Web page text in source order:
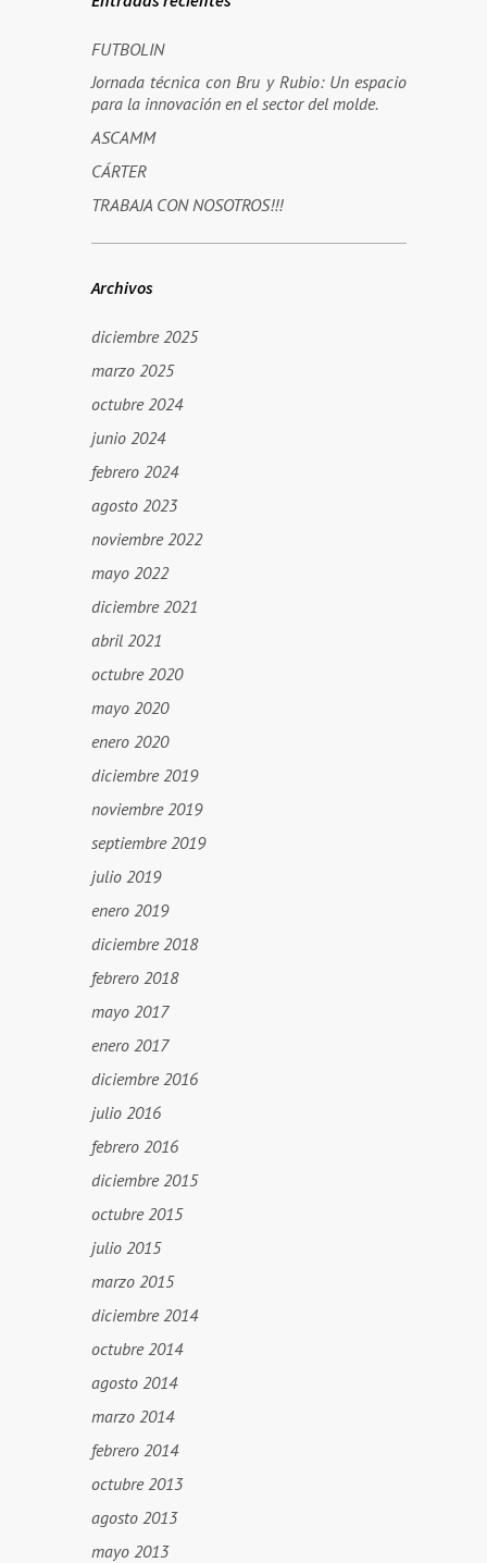
FUTBOLIN
Jornada técnica con Bru y Rubio: Un espacio
para la innovación en el sector del molde.
ASCAMM
CÁRTER
TRABAJA CON NOSOTROS!!!
Archivos
diciembre 2025
marzo 2025
octubre 2024
junio 2024
febrero 2024
agosto 2023
noviembre 2022
mayo 2022
diciembre 2021
abril 2021
octubre 2020
mayo 2020
enero 2020
diciembre 2019
noviembre 2019
septiembre 2019
julio 2019
enero 2019
diciembre 2018
febrero 2018
mayo 2017
enero 2017
diciembre 2016
julio 2016
febrero 2016
diciembre 2015
octubre 2015
julio 2015
marzo 2015
diciembre 2014
octubre 2014
agosto 2014
marzo 2014
febrero 2014
octubre 2013
agosto 2013
mayo 2013